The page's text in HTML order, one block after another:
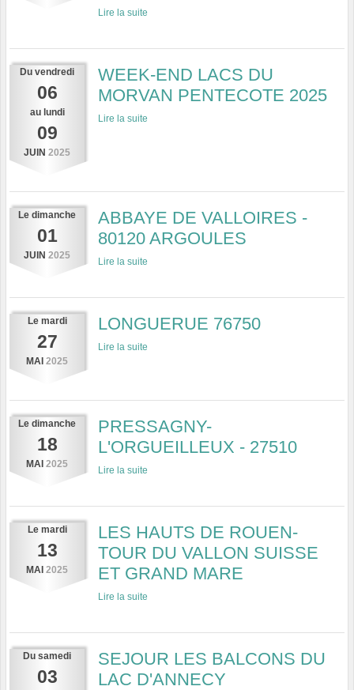
Lire la suite
Du vendredi
06
au lundi
09
JUIN 2025
WEEK-END LACS DU
MORVAN PENTECOTE 2025
Lire la suite
Le dimanche
01
JUIN 2025
ABBAYE DE VALLOIRES -
80120 ARGOULES
Lire la suite
Le mardi
27
MAI 2025
LONGUERUE 76750
Lire la suite
Le dimanche
18
MAI 2025
PRESSAGNY-
L'ORGUEILLEUX - 27510
Lire la suite
Le mardi
13
MAI 2025
LES HAUTS DE ROUEN-
TOUR DU VALLON SUISSE
ET GRAND MARE
Lire la suite
Du samedi
03
SEJOUR LES BALCONS DU
LAC D'ANNECY